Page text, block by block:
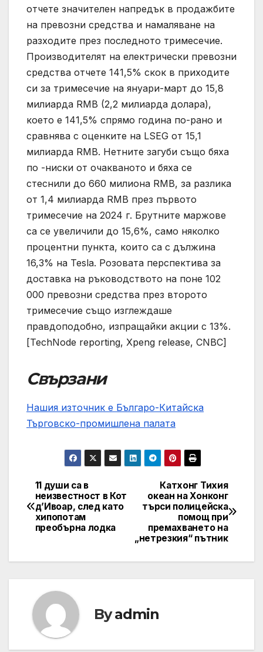
отчете значителен напредък в продажбите
на превозни средства и намаляване на
разходите през последното тримесечие.
Производителят на електрически превозни
средства отчете 141,5% скок в приходите
си за тримесечие на януари-март до 15,8
милиарда RMB (2,2 милиарда долара),
което е 141,5% спрямо година по-рано и
сравнява с оценките на LSEG от 15,1
милиарда RMB. Нетните загуби също бяха
по -ниски от очакваното и бяха се
стеснили до 660 милиона RMB, за разлика
от 1,4 милиарда RMB през първото
тримесечие на 2024 г. Брутните маржове
са се увеличили до 15,6%, само няколко
процентни пункта, които са с дължина
16,3% на Tesla. Розовата перспектива за
доставка на ръководството на поне 102
000 превозни средства през второто
тримесечие също изглеждаше
правдоподобно, изпращайки акции с 13%.
[TechNode reporting, Xpeng release, CNBC]
Свързани
Нашия източник е Българо-Китайска
Търговско-промишлена палaта
Post
navigation
Катхонг Тихия
океан на Хонконг
търси полицейска
помощ при
премахването на
„нетрезкия“ пътник
11 души са в
неизвестност в Кот
д’Ивоар, след като
хипопотам
преобърна лодка
Byadmin